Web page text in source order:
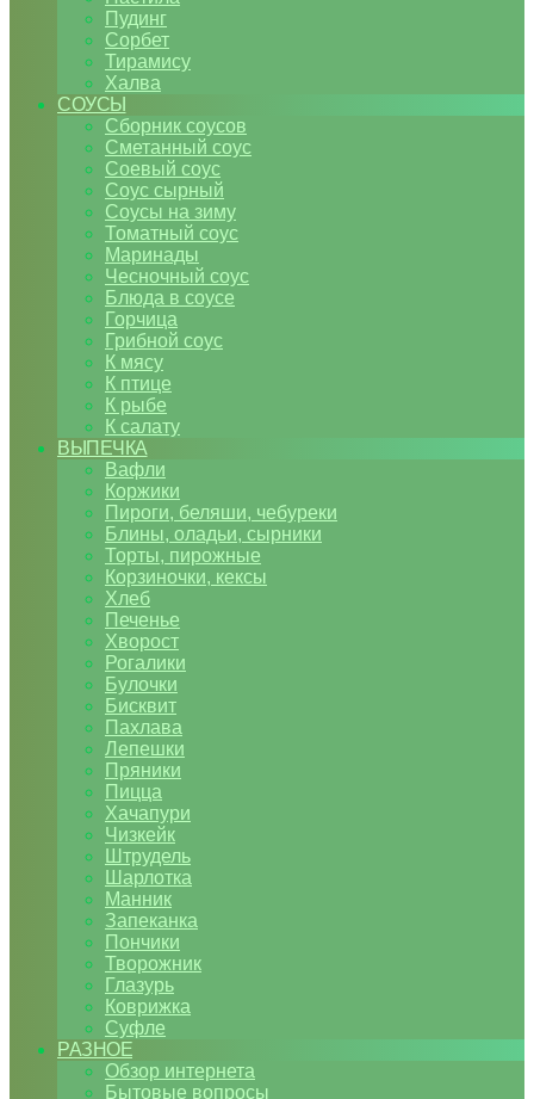
Пудинг
Сорбет
Тирамису
Халва
СОУСЫ
Сборник соусов
Сметанный соус
Соевый соус
Соус сырный
Соусы на зиму
Томатный соус
Маринады
Чесночный соус
Блюда в соусе
Горчица
Грибной соус
К мясу
К птице
К рыбе
К салату
ВЫПЕЧКА
Вафли
Коржики
Пироги, беляши, чебуреки
Блины, оладьи, сырники
Торты, пирожные
Корзиночки, кексы
Хлеб
Печенье
Хворост
Рогалики
Булочки
Бисквит
Пахлава
Лепешки
Пряники
Пицца
Хачапури
Чизкейк
Штрудель
Шарлотка
Манник
Запеканка
Пончики
Творожник
Глазурь
Коврижка
Суфле
РАЗНОЕ
Обзор интернета
Бытовые вопросы